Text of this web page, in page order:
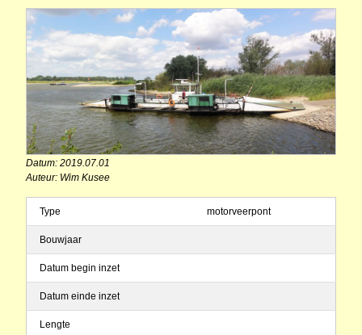
Datum: 2019.07.01
Auteur: Wim Kusee
Type motorveerpont
Bouwjaar
Datum begin inzet
Datum einde inzet
Lengte